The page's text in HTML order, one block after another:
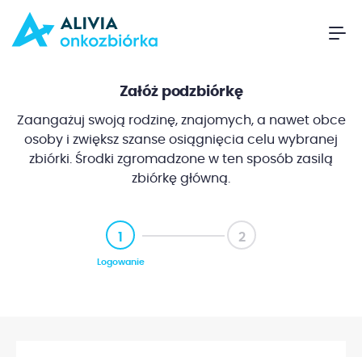
Załóż podzbiórkę
Zaangażuj swoją rodzinę, znajomych, a nawet obce
osoby i zwiększ szanse osiągnięcia celu wybranej
zbiórki. Środki zgromadzone w ten sposób zasilą
zbiórkę główną.
1
Logowanie
2